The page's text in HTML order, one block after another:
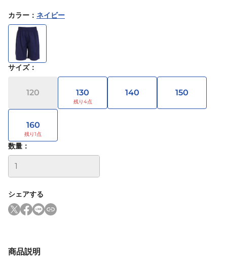
カラー ： ネイビー
サイズ：
120 130 140 150
160
数量：
シェアする
商品説明